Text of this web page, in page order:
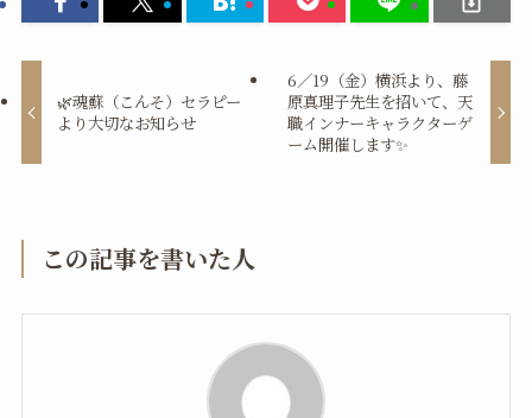
🌿魂蘇（こんそ）セラピー
より大切なお知らせ
6／19（金）横浜より、藤
原真理子先生を招いて、天
職インナーキャラクターゲ
ーム開催します✨
この記事を書いた人